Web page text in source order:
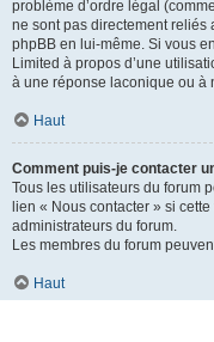
problème d’ordre légal
ne sont pas directement reliés
phpBB en lui-même. Si vous
Limited à propos d’une
à une réponse laconique ou à
Haut
Comment puis-je contacter
Tous les utilisateurs du forum
lien « Nous contacter » si
administrateurs du forum.
Les membres du forum
Haut